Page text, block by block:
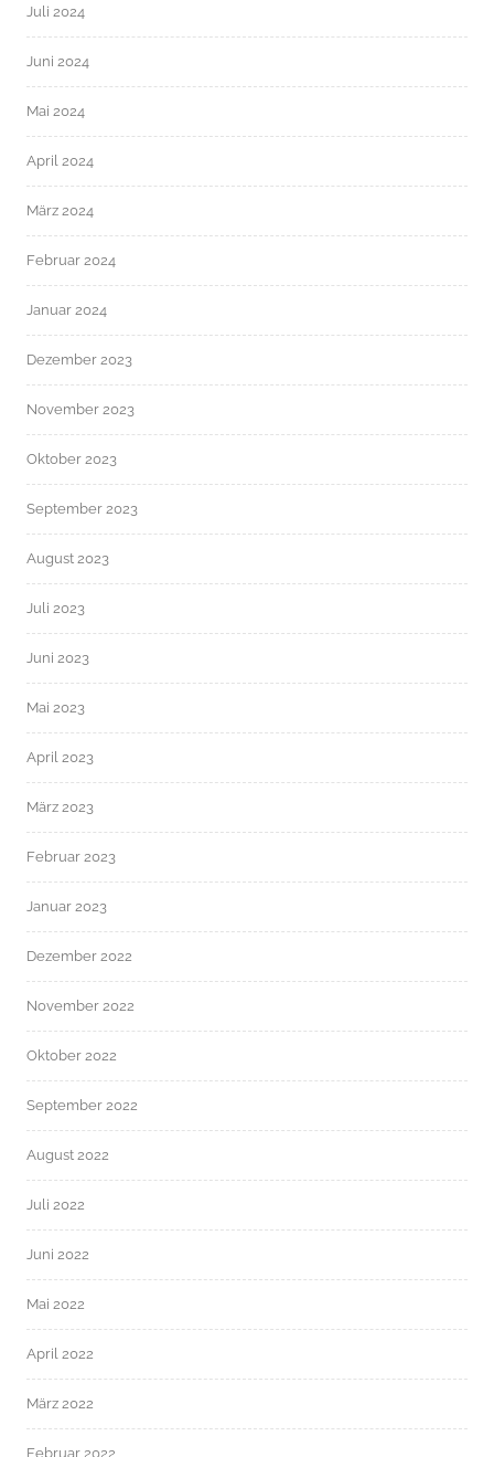
Juli 2024
Juni 2024
Mai 2024
April 2024
März 2024
Februar 2024
Januar 2024
Dezember 2023
November 2023
Oktober 2023
September 2023
August 2023
Juli 2023
Juni 2023
Mai 2023
April 2023
März 2023
Februar 2023
Januar 2023
Dezember 2022
November 2022
Oktober 2022
September 2022
August 2022
Juli 2022
Juni 2022
Mai 2022
April 2022
März 2022
Februar 2022